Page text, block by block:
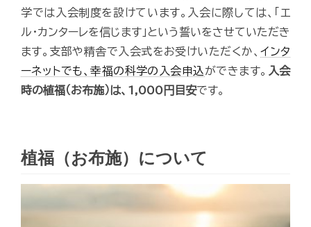
学では入会制度を設けています。入会に際しては、「エ
ル・カンターレを信じます」という誓いをさせていただき
ます。支部や精舎で入会式をお受けいただくか、インタ
ーネットでも、幸福の科学の入会申込ができます。 入会
時の植福（お布施）は、1,000円目安です。
植福（お布施）について